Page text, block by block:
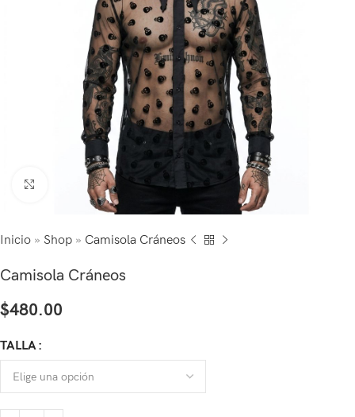
Click to enlarge
Inicio » Shop » Camisola Cráneos
Camisola Cráneos
$480.00
TALLA